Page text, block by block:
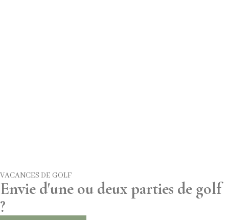
VACANCES DE GOLF
Envie d'une ou deux parties de golf
?